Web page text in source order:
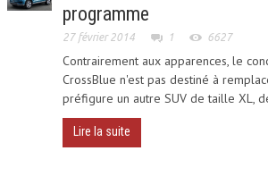
programme
27 février 2014 1 6627
Contrairement aux apparences, le
CrossBlue n'est pas destiné à
préfigure un autre SUV de taille XL,
Lire la suite